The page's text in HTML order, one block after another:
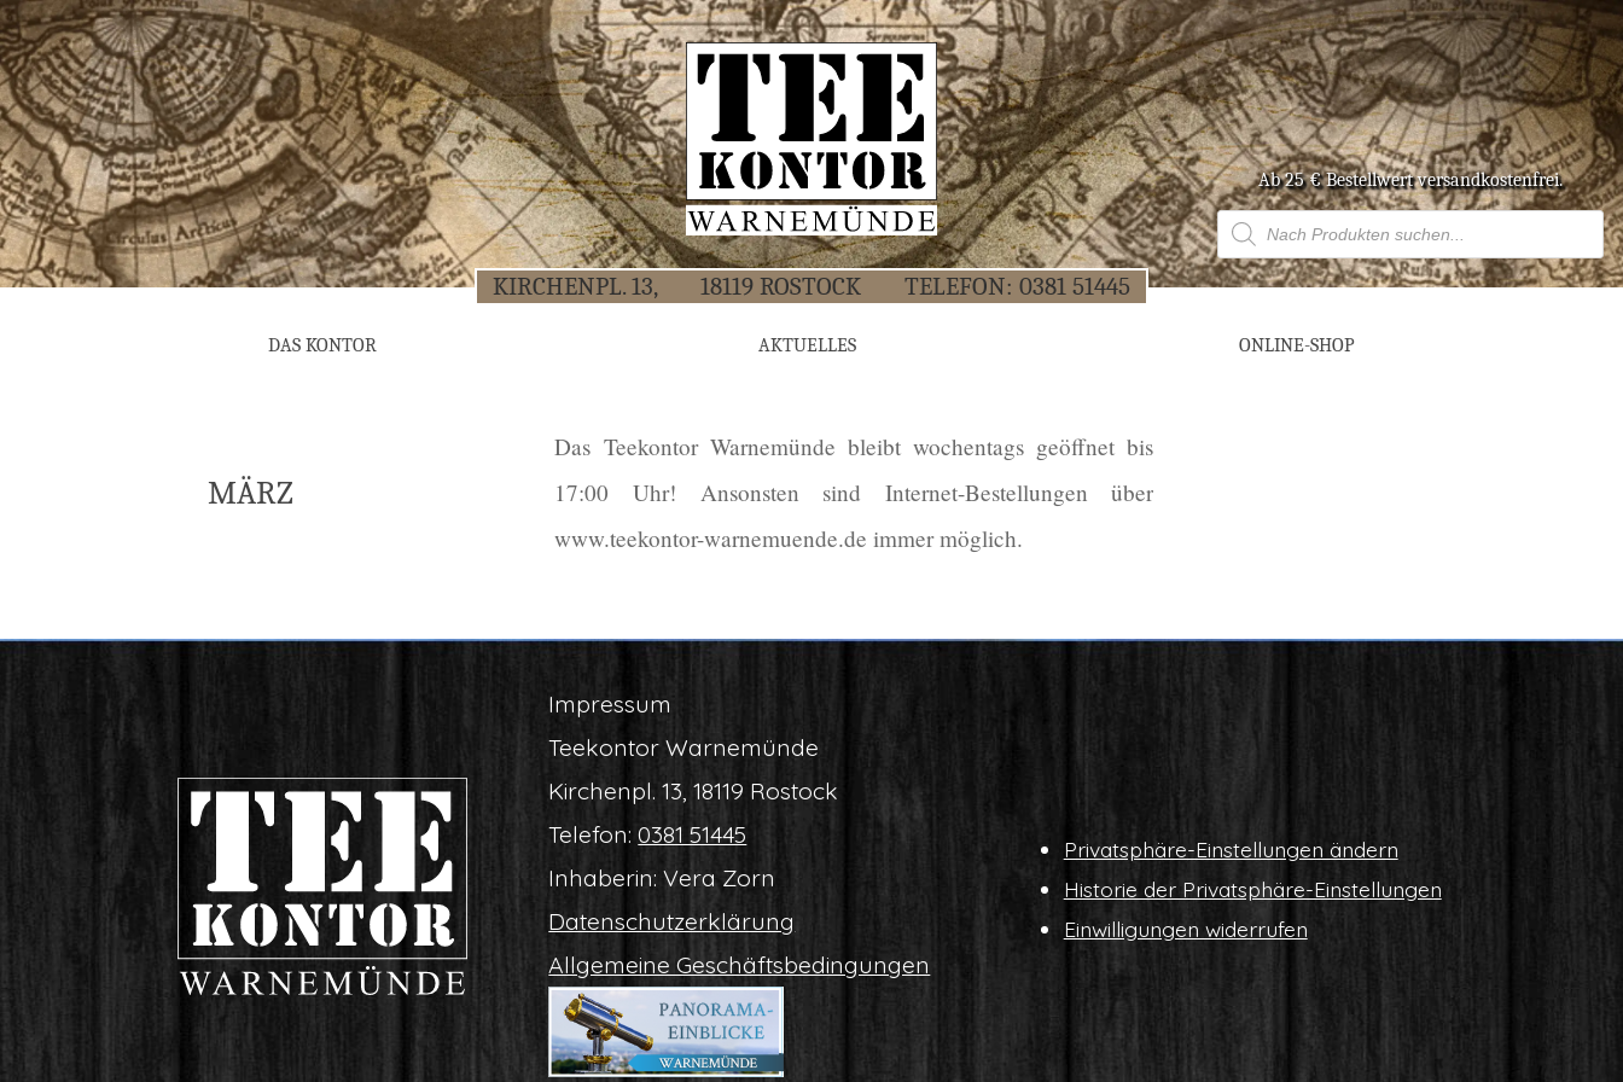
Ab 25 € Bestell­wert versandkostenfrei.
Products
search
KIR­CHEN­PL. 13, 18119 ROS­TOCK TELE­FON:0381 51445
DAS KON­TOR AKTU­EL­LES ONLINE-SHOP
MÄRZ
Das Tee­kon­tor War­ne­mün­de bleibt wochen­tags geöff­net bis
17:00 Uhr! Ansons­ten sind Inter­net-Bestel­lun­gen über
www.teekontor-warnemuende.de immer möglich.
Impres­sum
Tee­kon­tor Warnemünde
Kir­chen­pl. 13, 18119 Rostock
Tele­fon:0381 51445
Inha­be­rin: Vera Zorn
Daten­schutz­er­klä­rung
All­ge­mei­ne Geschäftsbedingungen
Pri­vat­sphä­re-Ein­stel­lun­gen ändern
His­to­rie der Privatsphäre-Einstellungen
Ein­wil­li­gun­gen widerrufen